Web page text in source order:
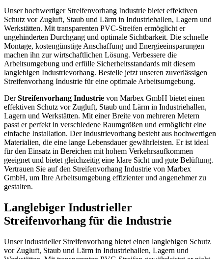
Unser hochwertiger Streifenvorhang Industrie bietet effektiven
Schutz vor Zugluft, Staub und Lärm in Industriehallen, Lagern und
Werkstätten. Mit transparenten PVC-Streifen ermöglicht er
ungehinderten Durchgang und optimale Sichtbarkeit. Die schnelle
Montage, kostengünstige Anschaffung und Energieeinsparungen
machen ihn zur wirtschaftlichen Lösung. Verbessere die
Arbeitsumgebung und erfülle Sicherheitsstandards mit diesem
langlebigen Industrievorhang. Bestelle jetzt unseren zuverlässigen
Streifenvorhang Industrie für eine optimale Arbeitsumgebung.
DerStreifenvorhang Industrie von Marbex GmbH bietet einen
effektiven Schutz vor Zugluft, Staub und Lärm in Industriehallen,
Lagern und Werkstätten. Mit einer Breite von mehreren Metern
passt er perfekt in verschiedene Raumgrößen und ermöglicht eine
einfache Installation. Der Industrievorhang besteht aus hochwertigen
Materialien, die eine lange Lebensdauer gewährleisten. Er ist ideal
für den Einsatz in Bereichen mit hohem Verkehrsaufkommen
geeignet und bietet gleichzeitig eine klare Sicht und gute Belüftung.
Vertrauen Sie auf den Streifenvorhang Industrie von Marbex
GmbH, um Ihre Arbeitsumgebung effizienter und angenehmer zu
gestalten.
Langlebiger Industrieller
Streifenvorhang für die Industrie
Unser industrieller Streifenvorhang bietet einen langlebigen Schutz
vor Zugluft, Staub und Lärm in Industriehallen, Lagern und